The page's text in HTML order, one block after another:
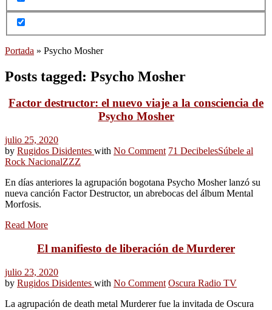
Portada » Psycho Mosher
Posts tagged: Psycho Mosher
Factor destructor: el nuevo viaje a la consciencia de
Psycho Mosher
julio 25, 2020
by Rugidos Disidentes with No Comment 71 DecibelesSúbele al
Rock NacionalZZZ
En días anteriores la agrupación bogotana Psycho Mosher lanzó su
nueva canción Factor Destructor, un abrebocas del álbum Mental
Morfosis.
Read More
El manifiesto de liberación de Murderer
julio 23, 2020
by Rugidos Disidentes with No Comment Oscura Radio TV
La agrupación de death metal Murderer fue la invitada de Oscura